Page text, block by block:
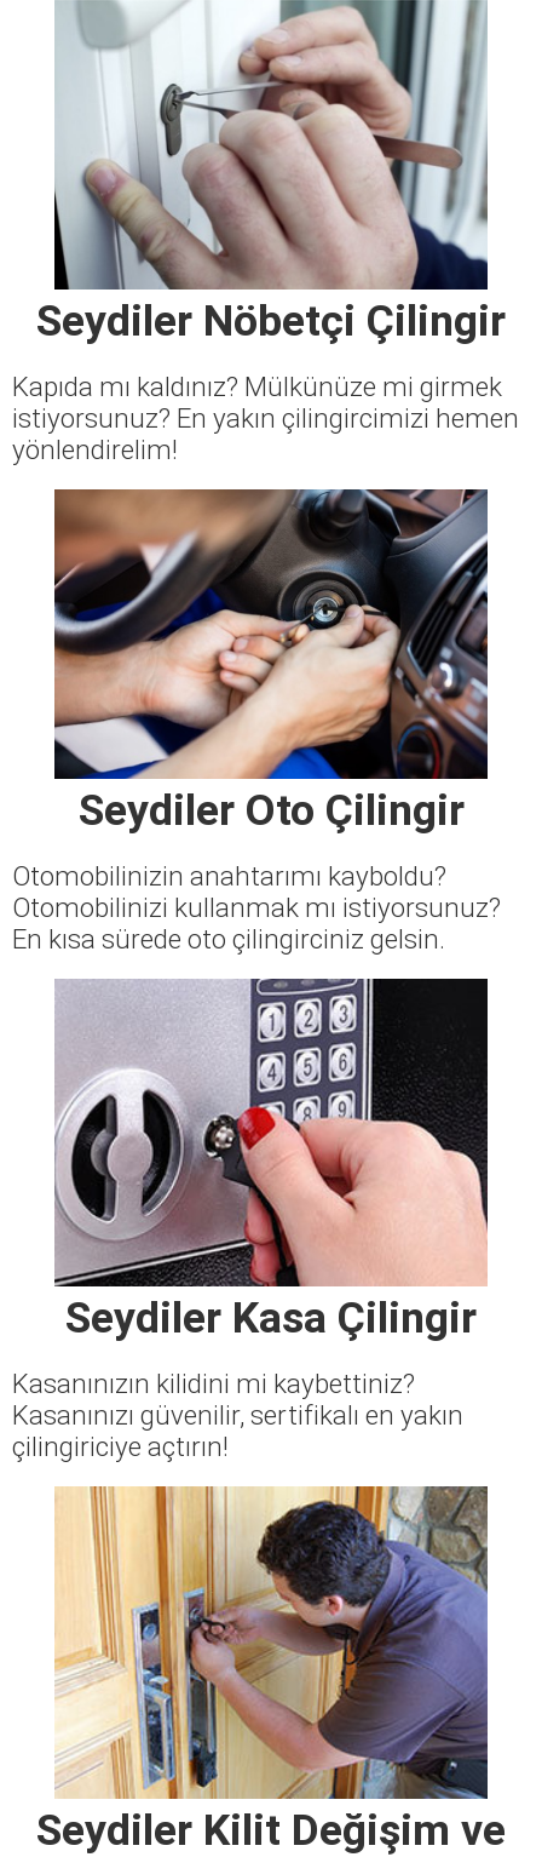
Seydiler Nöbetçi Çilingir
Kapıda mı kaldınız? Mülkünüze mi girmek
istiyorsunuz? En yakın çilingircimizi hemen
yönlendirelim!
Seydiler Oto Çilingir
Otomobilinizin anahtarımı kayboldu?
Otomobilinizi kullanmak mı istiyorsunuz?
En kısa sürede oto çilingirciniz gelsin.
Seydiler Kasa Çilingir
Kasanınızın kilidini mi kaybettiniz?
Kasanınızı güvenilir, sertifikalı en yakın
çilingiriciye açtırın!
Seydiler Kilit Değişim ve